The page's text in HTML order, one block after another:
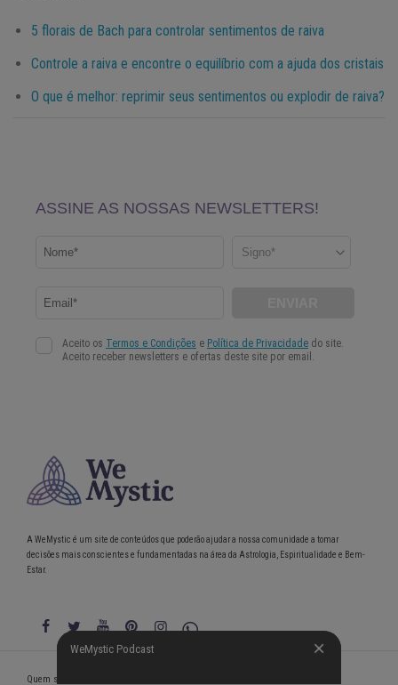
5 florais de Bach para controlar sentimentos de raiva
Controle a raiva e encontre o equilíbrio com a ajuda dos cristais
O que é melhor: reprimir seus sentimentos ou explodir de raiva?
WeMystic Podcast
A WeMystic é um site de conteúdos que poderão ajudar a nossa comunidade a tomar
decisões mais conscientes e fundamentadas na área da Astrologia, Espiritualidade e Bem-
Estar.
WeMystic Podcast
Quem somos